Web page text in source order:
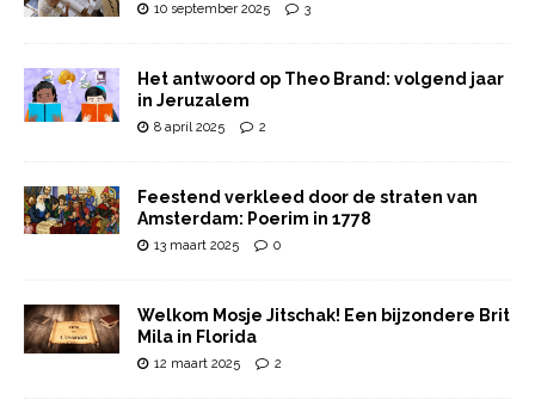
10 september 2025 3
Het antwoord op Theo Brand: volgend jaar
in Jeruzalem
8 april 2025 2
Feestend verkleed door de straten van
Amsterdam: Poerim in 1778
13 maart 2025 0
Welkom Mosje Jitschak! Een bijzondere Brit
Mila in Florida
12 maart 2025 2